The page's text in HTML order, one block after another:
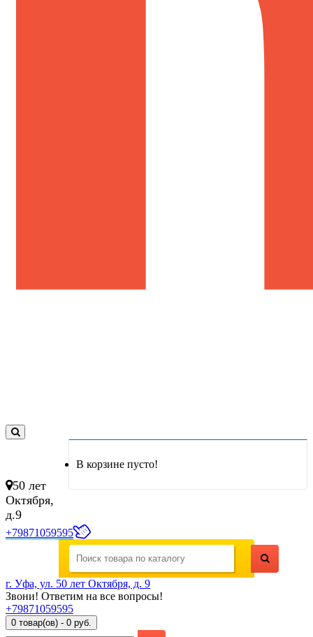
В корзине пусто!
50 лет
Октября,
д.9
+79871059595
г. Уфа, ул. 50 лет Октября, д. 9
Звони! Ответим на все вопросы!
+79871059595
0 товар(ов) - 0 руб.